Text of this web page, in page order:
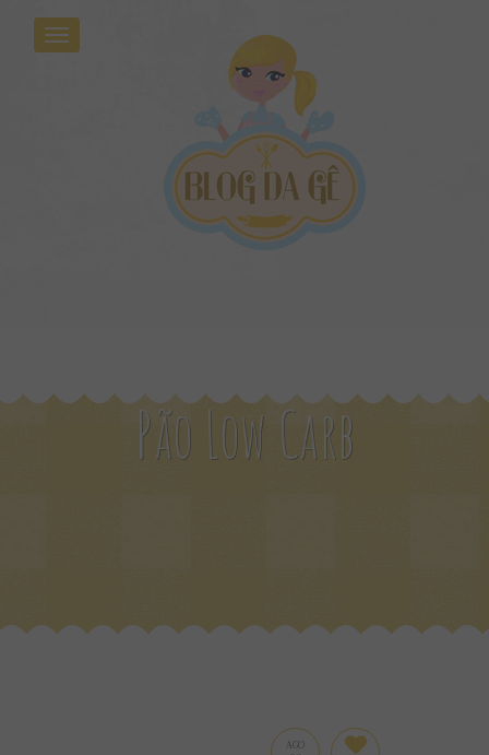
Pão Low Carb
AGO